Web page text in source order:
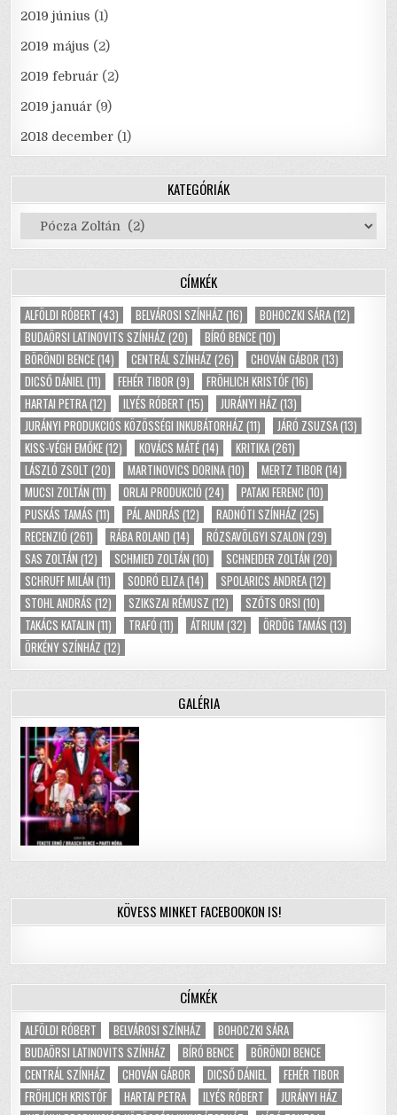
2019 június (1)
2019 május (2)
2019 február (2)
2019 január (9)
2018 december (1)
KATEGÓRIÁK
Kategóriák
CÍMKÉK
ALFÖLDI RÓBERT (43) BELVÁROSI SZÍNHÁZ (16) BOHOCZKI SÁRA(12)
BUDAÖRSI LATINOVITS SZÍNHÁZ (20) BÍRÓ BENCE(10)
BÖRÖNDI BENCE(14) CENTRÁL SZÍNHÁZ (26) CHOVÁN GÁBOR (13)
DICSŐ DÁNIEL(11) FEHÉR TIBOR (9) FRÖHLICH KRISTÓF(16)
HARTAI PETRA(12) ILYÉS RÓBERT (15) JURÁNYI HÁZ (13)
JURÁNYI PRODUKCIÓS KÖZÖSSÉGI INKUBÁTORHÁZ (11) JÁRÓ ZSUZSA(13)
KISS-VÉGH EMŐKE(12) KOVÁCS MÁTÉ(14) KRITIKA(261)
LÁSZLÓ ZSOLT (20) MARTINOVICS DORINA(10) MERTZ TIBOR (14)
MUCSI ZOLTÁN (11) ORLAI PRODUKCIÓ (24) PATAKI FERENC (10)
PUSKÁS TAMÁS (11) PÁL ANDRÁS (12) RADNÓTI SZÍNHÁZ (25)
RECENZIÓ (261) RÁBA ROLAND (14) RÓZSAVÖLGYI SZALON (29)
SAS ZOLTÁN (12) SCHMIED ZOLTÁN (10) SCHNEIDER ZOLTÁN (20)
SCHRUFF MILÁN (11) SODRÓ ELIZA(14) SPOLARICS ANDREA(12)
STOHL ANDRÁS (12) SZIKSZAI RÉMUSZ (12) SZŐTS ORSI (10)
TAKÁCS KATALIN (11) TRAFÓ (11) ÁTRIUM (32) ÖRDÖG TAMÁS (13)
ÖRKÉNY SZÍNHÁZ (12)
GALÉRIA
KÖVESS MINKET FACEBOOKON IS!
CÍMKÉK
ALFÖLDI RÓBERT BELVÁROSI SZÍNHÁZ
BOHOCZKI SÁRA
BUDAÖRSI LATINOVITS SZÍNHÁZ
BÍRÓ BENCE
BÖRÖNDI BENCE
CENTRÁL SZÍNHÁZ
CHOVÁN GÁBOR DICSŐ DÁNIEL
FEHÉR TIBOR
FRÖHLICH KRISTÓF
HARTAI PETRA ILYÉS RÓBERT
JURÁNYI HÁZ